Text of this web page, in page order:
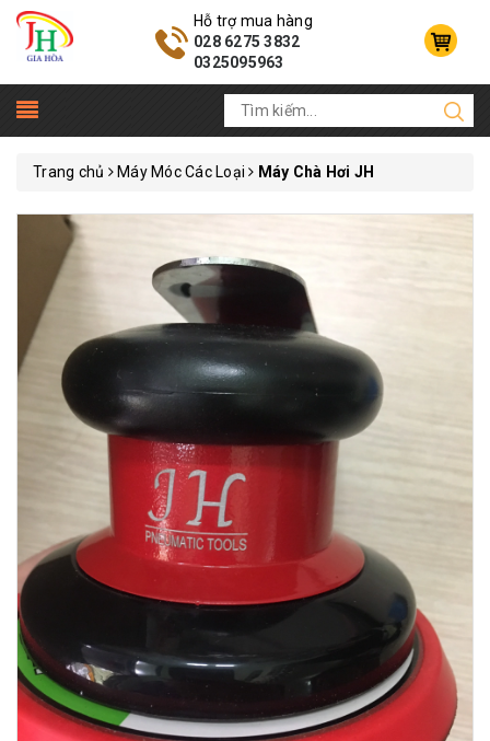
Hỗ trợ mua hàng
028 6275 3832
0325095963
Trang chủ Máy Móc Các Loại Máy Chà Hơi JH